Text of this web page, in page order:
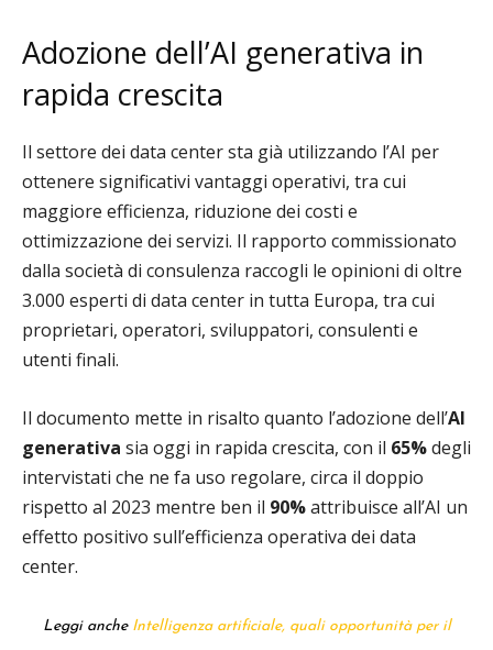
Adozione dell’AI generativa in
rapida crescita
Il settore dei data center sta già utilizzando l’AI per
ottenere significativi vantaggi operativi, tra cui
maggiore efficienza, riduzione dei costi e
ottimizzazione dei servizi. Il rapporto commissionato
dalla società di consulenza raccogli le opinioni di oltre
3.000 esperti di data center in tutta Europa, tra cui
proprietari, operatori, sviluppatori, consulenti e
utenti finali.
Il documento mette in risalto quanto l’adozione dell’AI
generativa sia oggi in rapida crescita, con il 65%degli
intervistati che ne fa uso regolare, circa il doppio
rispetto al 2023 mentre ben il 90%attribuisce all’AI un
effetto positivo sull’efficienza operativa dei data
center.
Leggi anche Intelligenza artificiale, quali opportunità per il